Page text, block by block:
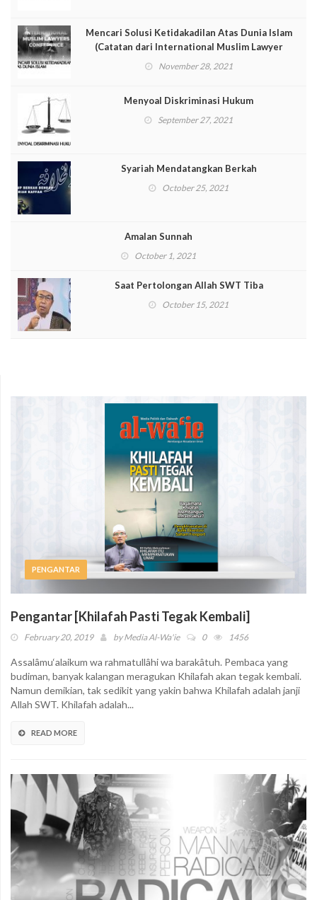
Mencari Solusi Ketidakadilan Atas Dunia Islam
(Catatan dari International Muslim Lawyer
Conference [IMLC])
November 28, 2021
Menyoal Diskriminasi Hukum
September 27, 2021
Syariah Mendatangkan Berkah
October 25, 2021
Amalan Sunnah
October 1, 2021
Saat Pertolongan Allah SWT Tiba
October 15, 2021
PENGANTAR
Pengantar [Khilafah Pasti Tegak Kembali]
February 20, 2019 byMedia Al-Wa'ie 0 1456
Assalâmu‘alaikum wa rahmatullâhi wa barakâtuh. Pembaca yang
budiman, banyak kalangan meragukan Khilafah akan tegak kembali.
Namun demikian, tak sedikit yang yakin bahwa Khilafah adalah janji
Allah SWT. Khilafah adalah...
READ MORE